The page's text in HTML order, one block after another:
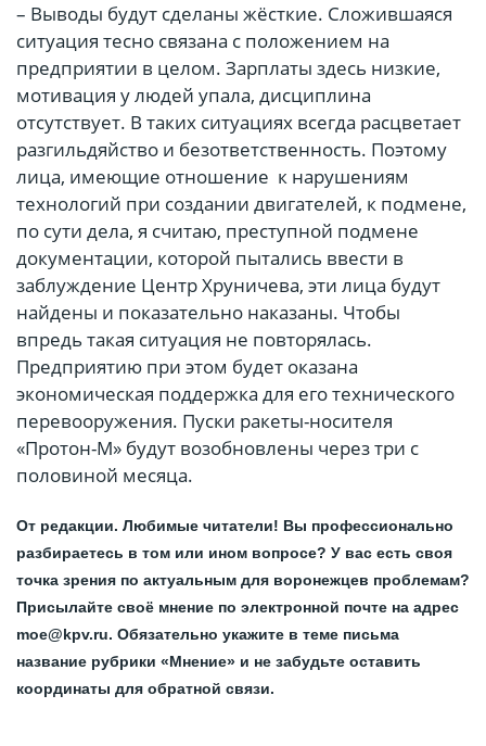
– Выводы будут сделаны жёсткие. Сложившаяся
ситуация тесно связана с положением на
предприятии в целом. Зарплаты здесь низкие,
мотивация у людей упала, дисциплина
отсутствует. В таких ситуациях всегда расцветает
разгильдяйство и безответственность. Поэтому
лица, имеющие отношение к нарушениям
технологий при создании двигателей, к подмене,
по сути дела, я считаю, преступной подмене
документации, которой пытались ввести в
заблуждение Центр Хруничева, эти лица будут
найдены и показательно наказаны. Чтобы
впредь такая ситуация не повторялась.
Предприятию при этом будет оказана
экономическая поддержка для его технического
перевооружения. Пуски ракеты-носителя
«Протон-М» будут возобновлены через три с
половиной месяца.
От редакции. Любимые читатели! Вы профессионально
разбираетесь в том или ином вопросе? У вас есть своя
точка зрения по актуальным для воронежцев проблемам?
Присылайте своё мнение по электронной почте на адрес
moe@kpv.ru. Обязательно укажите в теме письма
название рубрики «Мнение» и не забудьте оставить
координаты для обратной связи.